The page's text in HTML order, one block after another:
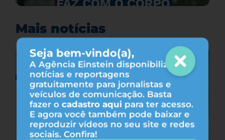
Seja bem-vindo(a),
A Agência Einstein disponibiliza
notícias e reportagens
gratuitamente para jornalistas e
veículos de comunicação. Basta
fazer o cadastro aqui para ter acesso.
E agora você também pode baixar e
reproduzir vídeos no seu site e redes
sociais. Confira!
Mais notícias